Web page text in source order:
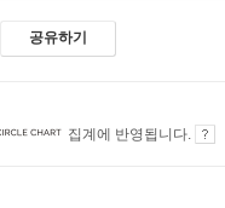
공유하기
집계에 반영됩니다.